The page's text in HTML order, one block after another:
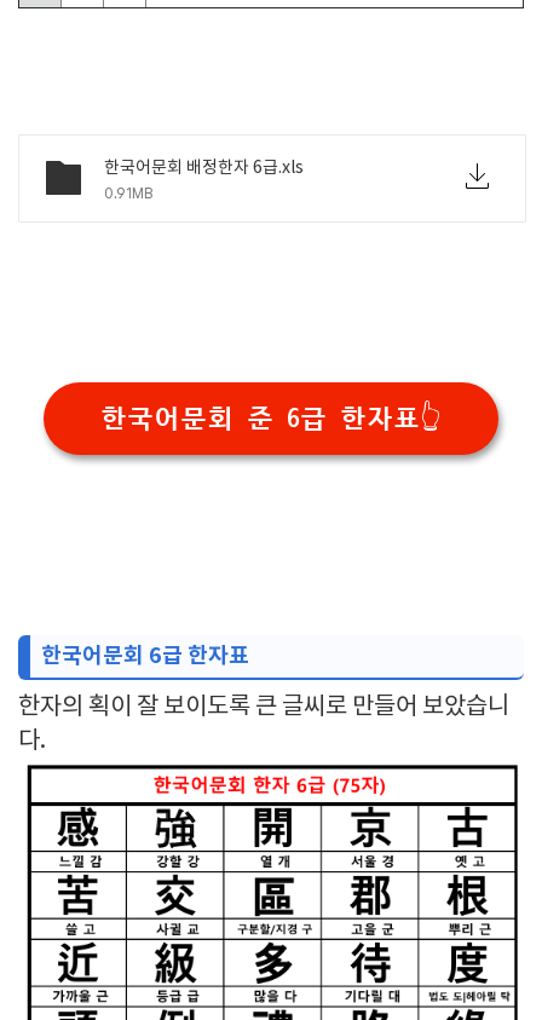
한국어문회 배정한자 6급.xls
0.91MB
한국어문회 준 6급 한자표👆
한국어문회 6급 한자표
한자의 획이 잘 보이도록 큰 글씨로 만들어 보았습니
다.